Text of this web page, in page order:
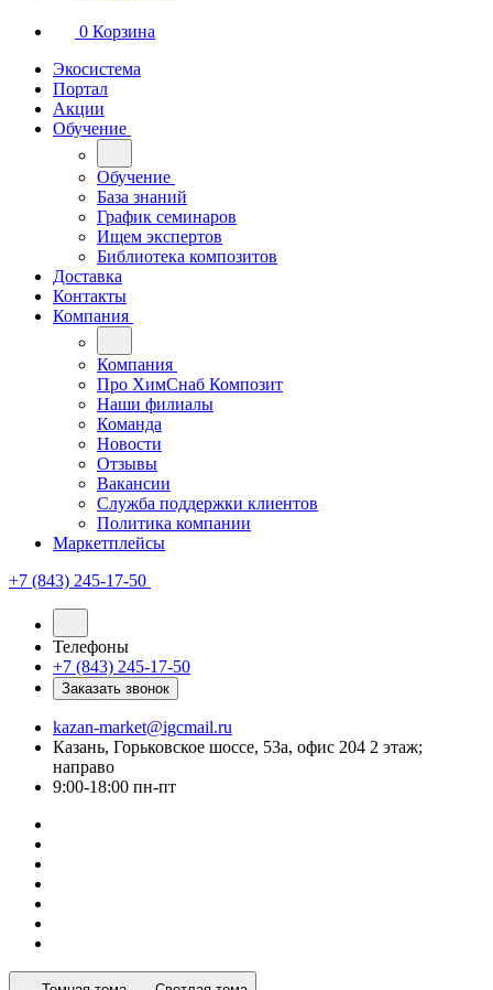
0 Корзина
Экосистема
Портал
Акции
Обучение
Обучение
База знаний
График семинаров
Ищем экспертов
Библиотека композитов
Доставка
Контакты
Компания
Компания
Про ХимСнаб Композит
Наши филиалы
Команда
Новости
Отзывы
Вакансии
Служба поддержки клиентов
Политика компании
Маркетплейсы
+7 (843) 245-17-50
Телефоны
+7 (843) 245-17-50
Заказать звонок
kazan-market@igcmail.ru
Казань, ​Горьковское шоссе, 53а, офис 204 2 этаж;
направо
9:00-18:00 пн-пт